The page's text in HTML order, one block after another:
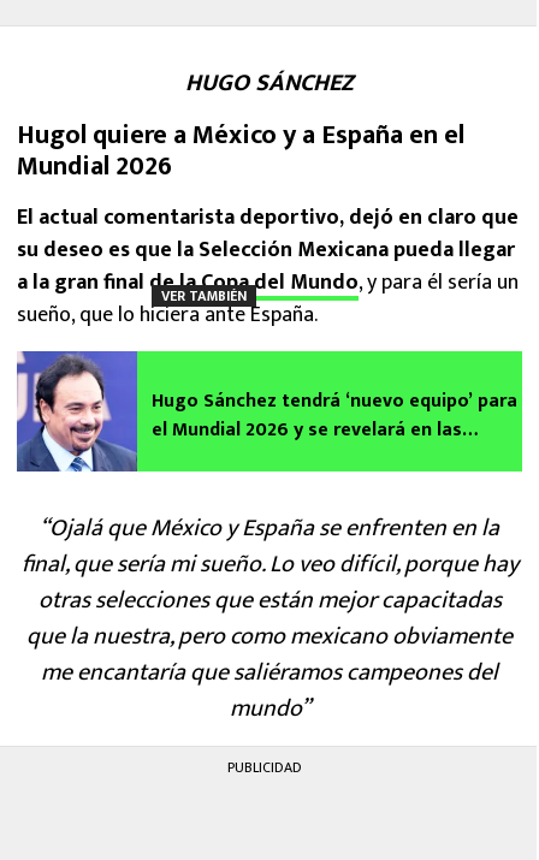
HUGO SÁNCHEZ
Hugol quiere a México y a España en el
Mundial 2026
El actual comentarista deportivo, dejó en claro que
su deseo es que la Selección Mexicana pueda llegar
a la gran final dela Copa del Mundo, y para él sería un
sueño, que lo hiciera ante España.
VER TAMBIÉN
Hugo Sánchez tendrá ‘nuevo equipo’ para
el Mundial 2026 y se revelará en las
“Ojalá que México y España se enfrenten en la
final, que sería mi sueño. Lo veo difícil, porque hay
otras selecciones que están mejor capacitadas
que la nuestra, pero como mexicano obviamente
me encantaría que saliéramos campeones del
mundo”
PUBLICIDAD